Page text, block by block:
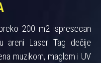
200 m2 ispresecan
areni Laser Tag dečije
muzikom, maglom i UV